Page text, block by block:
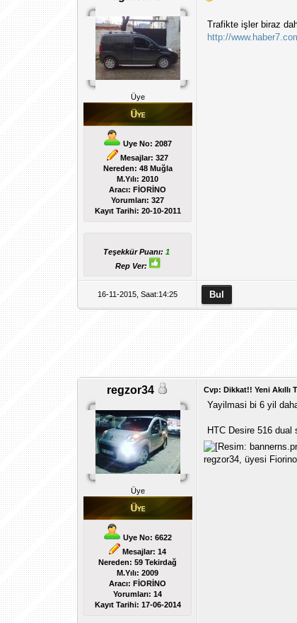
Üye
Uye No: 2087
Mesajlar: 327
Nereden: 48 Muğla
M.Yılı: 2010
Aracı: FİORİNO
Yorumları:327
Kayıt Tarihi: 20-10-2011
Teşekkür Puanı:1
Rep Ver:
Trafikte işler biraz
http://
16-11-2015, Saat:14:25
regzor34
Üye
Uye No: 6622
Mesajlar: 14
Nereden: 59 Tekirdağ
M.Yılı: 2009
Aracı: FİORİNO
Yorumları:14
Kayıt Tarihi: 17-06-2014
Cvp: Dikkat!! Yeni Akıllı
Yayilmasi bi 6 yil
HTC Desire 516 dual
regzor34, üyesi